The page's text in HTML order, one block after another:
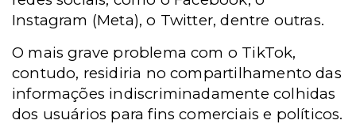
Instagram (Meta), o Twitter, dentre outras.
O mais grave problema com o TikTok,
contudo, residiria no compartilhamento das
informações indiscriminadamente colhidas
dos usuários para fins comerciais e políticos.